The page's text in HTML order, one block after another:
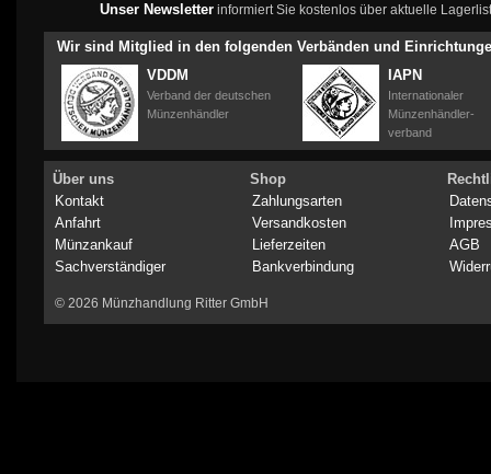
Unser Newsletterinformiert Sie kostenlos über aktuelle
Wir sind Mitglied in den folgenden Verbänden und
VDDM
Verband der deutschen
Münzenhändler
IAPN
Internationaler
Münzenhändler-
verband
Über uns
Kontakt
Anfahrt
Münzankauf
Sachverständiger
Shop
Zahlungsarten
Versandkosten
Lieferzeiten
Bankverbindung
AGB
© 2026 Münzhandlung Ritter GmbH